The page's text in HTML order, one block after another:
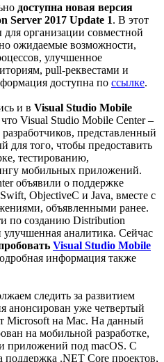
доступна новая версия
Server 2017 Update 1. В этот
организации совместной
ожидаемые возможности,
улучшенное
pull-реквестами и
доступна по ссылке.
и в Visual Studio Mobile
Visual Studio Mobile Center –
представленный
для того, чтобы предоставить
тестированию,
мобильных приложений.
объявили о поддержке
ObjectiveC и Java, вместе с
объявленными ранее.
по созданию Distribution
аналитика. Сейчас
Visual Studio Mobile
информация также
следить за развитием
анонсирован уже четвертый
Microsoft на Mac. На данный
на мобильной разработке,
приложений под macOS. С
поддержка .NET Core проектов,